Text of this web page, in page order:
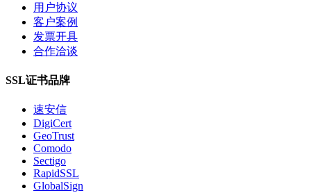
用户协议
客户案例
发票开具
合作洽谈
SSL证书品牌
速安信
DigiCert
GeoTrust
Comodo
Sectigo
RapidSSL
GlobalSign